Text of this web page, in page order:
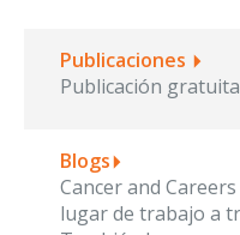
Publicaciones
Publicación
Blogs
Cancer and
lugar de trabajo a